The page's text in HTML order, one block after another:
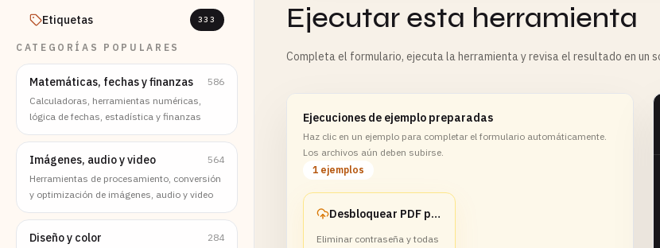
Etiquetas 333
CATEGORÍAS POPULARES
Matemáticas, fechas y finanzas
586
Calculadoras, herramientas numéricas,
lógica de fechas, estadística y finanzas
Imágenes, audio y video
564
Herramientas de procesamiento, conversión
y optimización de imágenes, audio y video
Diseño y color
284
Ejecutar esta herramienta
Completa el formulario, ejecuta la herramienta y revisa el resultado en un
Ejecuciones de ejemplo preparadas
Haz clic en un ejemplo para completar el formulario automáticamente.
Los archivos aún deben subirse.
1 ejemplos
Desbloquear PDF protegido
Eliminar contraseña y todas